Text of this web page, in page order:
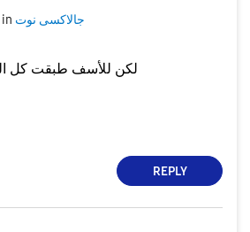
in جالاكسى نوت
لكن للأسف طبقت كل
REPLY